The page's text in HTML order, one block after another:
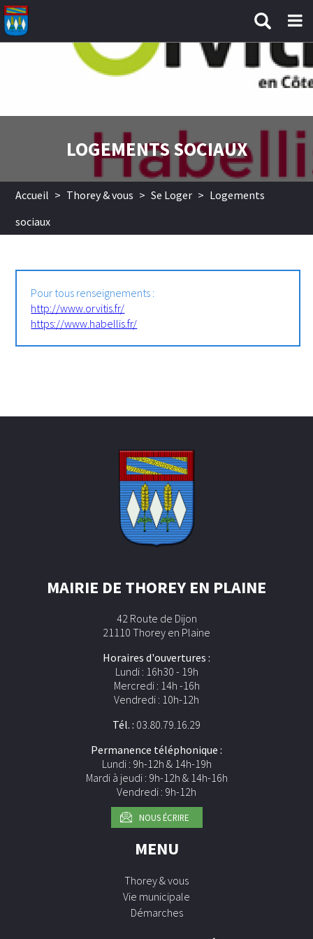
Aller au contenu principal
LOGEMENTS SOCIAUX
Accueil > Thorey & vous > Se Loger > Logements
sociaux
Pour tous renseignements :
http://www.orvitis.fr/
https://www.habellis.fr/
MAIRIE DE THOREY EN PLAINE
42 Route de Dijon
21110 Thorey en Plaine
Horaires d'ouvertures :
Lundi : 16h30 - 19h
Mercredi : 14h -16h
Vendredi : 10h-12h
Tél. : 03.80.79.16.29
Permanence téléphonique :
Lundi : 9h-12h & 14h-19h
Mardi à jeudi : 9h-12h & 14h-16h
Vendredi : 9h-12h
NOUS ÉCRIRE
MENU
Thorey & vous
Vie municipale
Démarches